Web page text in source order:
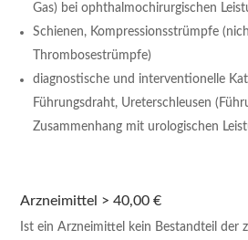
Gas) bei ophthalmochirurgischen
Schienen, Kompressionsstrümpfe
Thrombosestrümpfe)
diagnostische und interventionelle
Führungsdraht, Ureterschleusen
Zusammenhang mit urologischen
Arzneimittel > 40,00 €
Ist ein Arzneimittel kein Bestandteil der